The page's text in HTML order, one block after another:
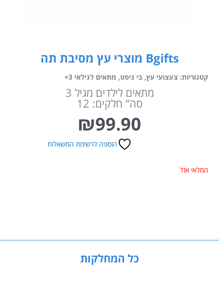
Bgifts מוצרי עץ מסיבת תה
קטגוריות: צעצועי עץ,בי גיפט, מתאים לגילאי 3+
מתאים לילדים מגיל 3
סה” חלקים: 12
₪99.90
הוספה לרשימת המשאלות
המלאי אזל
כל המחלקות